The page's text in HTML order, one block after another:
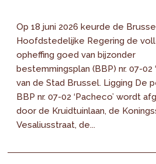
Op 18 juni 2026 keurde de
Hoofdstedelijke Regering de
opheffing goed van bijzonder
bestemmingsplan (BBP) nr. 07-02
van de Stad Brussel. Ligging De
BBP nr. 07-02 ‘Pacheco’ wordt
door de Kruidtuinlaan, de
Vesaliusstraat, de...